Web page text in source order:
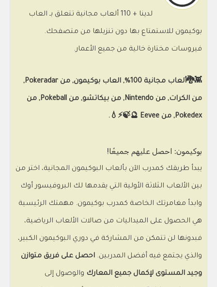
لدينا + 110 ألعاب مجانية تتعلق بـ العاب
بوكيمون للاستمتاع بها دون تنزيلها من متصفحك.
فيروسات مختارة خالية من جميع الأعمار.
👾🐉ألعاب مجانية 100%, العاب بوكيمون, من Pokeradar,
من الكرات, من Nintendo, من بيكاتشو, من Pokeball, من
Pokedex, من Eevee 🔮🍃⚡💧.
بوكيمون: احصل عليهم جميعًا!
يبدأ طريقك كمدرب الآن بألعاب البوكيمون المجانية، اختر من
بين الألعاب الثلاثة الأولية التي يقدمها لك البروفيسور أوك
وابدأ مغامرتك الخاصة كمدرب بوكيمون. مهمتك الرئيسية
هي الحصول على الميداليات من صالات الألعاب الرياضية،
فبدونها لن تتمكن من المشاركة في دوري البوكيمون الكبير،
والذي يجتمع فيه أفضل المدربين. احصل على فريق متوازن
وجيد المستوى لإكمال جميع المعارك والوصول إلى